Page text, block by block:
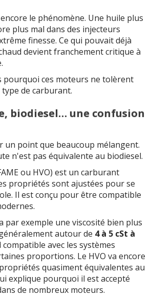
le phénomène. Une huile plus
plus mal dans des injecteurs
finesse. Ce qui pouvait déjà
devient franchement critique à
pourquoi ces moteurs ne tolèrent
de carburant.
biodiesel… une confusion
un point que beaucoup mélangent.
n'est pas équivalente au biodiesel.
ou HVO) est un carburant
propriétés sont ajustées pour se
Il est conçu pour être compatible
par exemple une viscosité bien plus
autour de 4 à 5 cSt à
compatible avec les systèmes
proportions. Le HVO va encore
quasiment équivalentes au
explique pourquoi il est accepté
de nombreux moteurs.